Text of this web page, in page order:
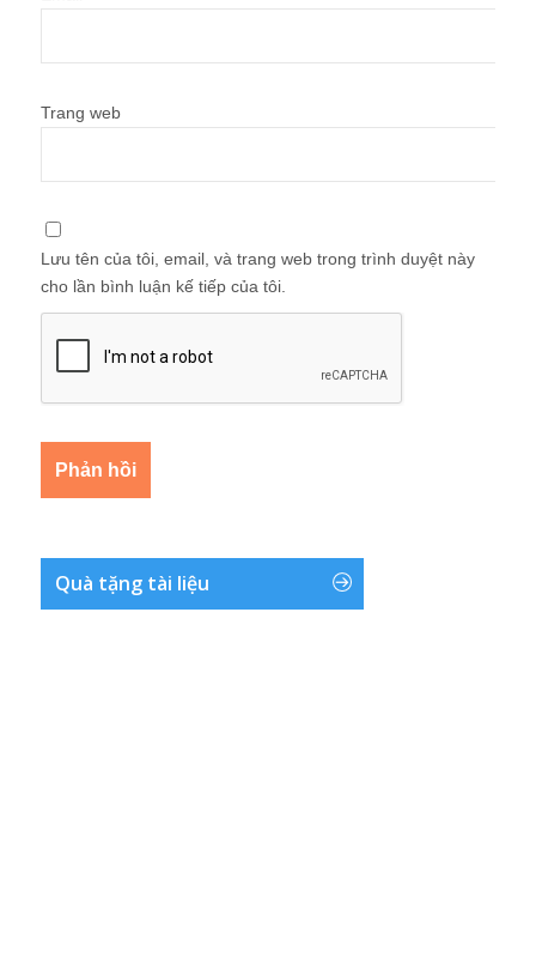
Trang web
Lưu tên của tôi, email, và trang web trong trình duyệt này
cho lần bình luận kế tiếp của tôi.
Quà tặng tài liệu